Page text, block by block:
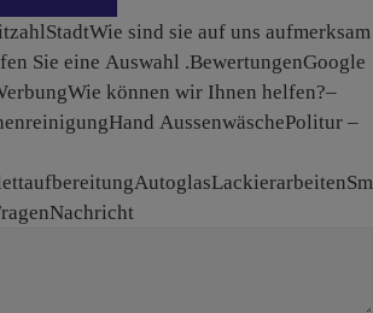
StadtWie sind sie auf uns aufmerksam
Sie eine Auswahl .BewertungenGoogle
Wie können wir Ihnen helfen?–
AussenwäschePolitur –
Nachricht